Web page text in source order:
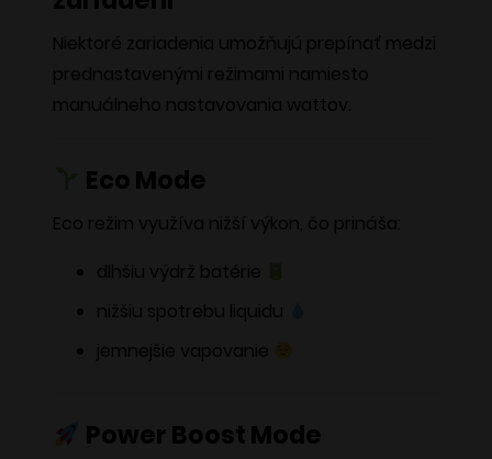
Niektoré zariadenia umožňujú prepínať medzi
prednastavenými režimami namiesto
manuálneho nastavovania wattov.
Eco Mode
Eco režim využíva nižší výkon, čo prináša:
dlhšiu výdrž batérie
nižšiu spotrebu liquidu
jemnejšie vapovanie
Power Boost Mode